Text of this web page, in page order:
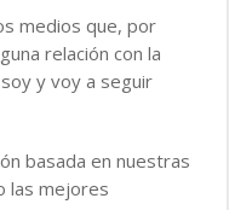
medios que, por
relación con la
y voy a seguir
basada en nuestras
las mejores